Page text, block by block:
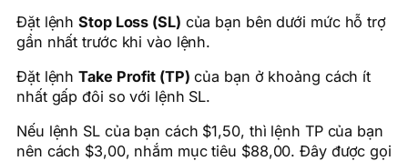
Đặt lệnhStop Loss (SL) của bạn bên dưới mức hỗ trợ
gần nhất trước khi vào lệnh.
Đặt lệnhTake Profit (TP) của bạn ở khoảng cách ít
nhất gấp đôi so với lệnh SL.
Nếu lệnh SL của bạn cách $1,50, thì lệnh TP của bạn
nên cách $3,00, nhắm mục tiêu $88,00. Đây được gọi